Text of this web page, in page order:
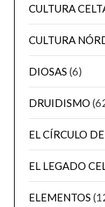
CULTURA
CULTURA
DIOSAS (6)
DRUIDISMO
EL CÍRCULO
EL LEGADO
ELEMENTOS